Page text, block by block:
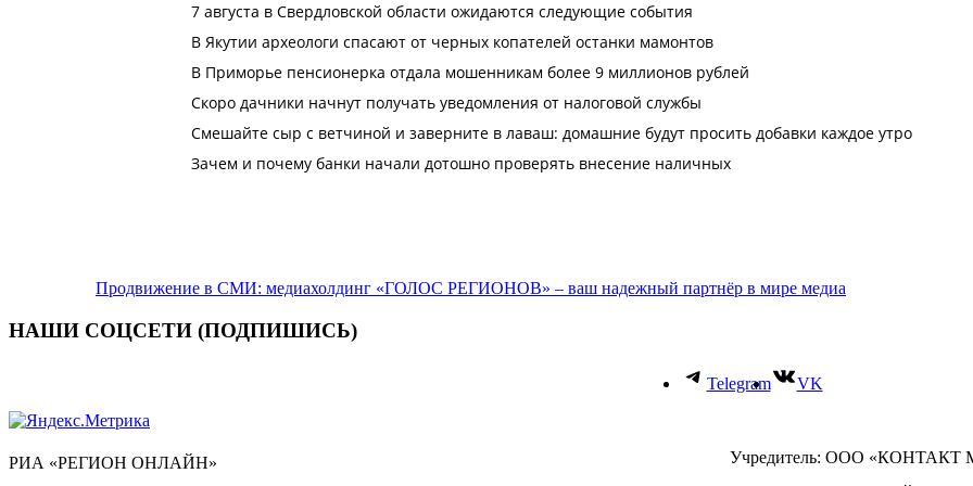
Продвижение в СМИ: медиахолдинг «ГОЛОС РЕГИОНОВ» – ваш надежный партнёр в мире медиа
НАШИ СОЦСЕТИ (ПОДПИШИСЬ)
Telegram VK
РИА «РЕГИОН ОНЛАЙН»
Учредитель: ООО «КОНТАКТ